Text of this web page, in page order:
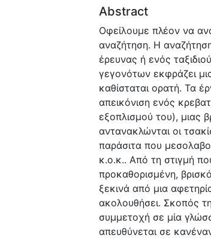
Abstract
Οφείλουμε πλέον να
αναζήτηση. Η
έρευνας ή ενός
γεγονότων εκφράζει
καθίσταται ορατή. Τα
απεικόνιση ενός
εξοπλισμού του), μιας
αντανακλώνται οι
παράσιτα που
κ.ο.κ.. Από τη στιγμή
προκαθορισμένη,
ξεκινά από μια
ακολουθήσει. Σκοπός
συμμετοχή σε μία
απευθύνεται σε